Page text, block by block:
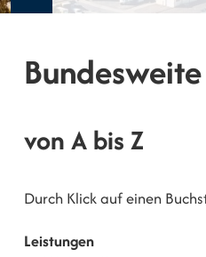
von A bis Z
Durch Klick auf einen
Leistungen